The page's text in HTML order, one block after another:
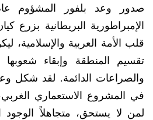
الإمبراطورية البريطانية بزرع
قلب الأمة العربية
تقسيم المنطقة وإبقاء شعوبها
والصراعات الدائمة. لقد شكل
في المشروع الاستعماري
لمن لا يستحق، متجاهلاً